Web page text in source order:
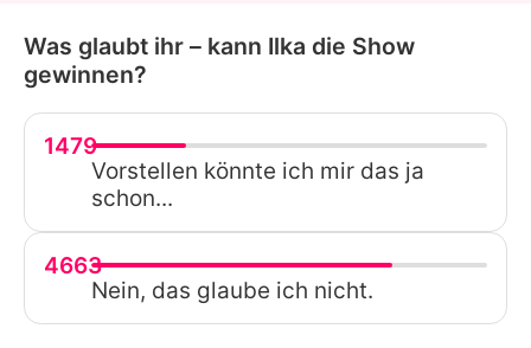
Was glaubt ihr – kann Ilka die Show
gewinnen?
1479
Vorstellen könnte ich mir das ja
schon...
4663
Nein, das glaube ich nicht.